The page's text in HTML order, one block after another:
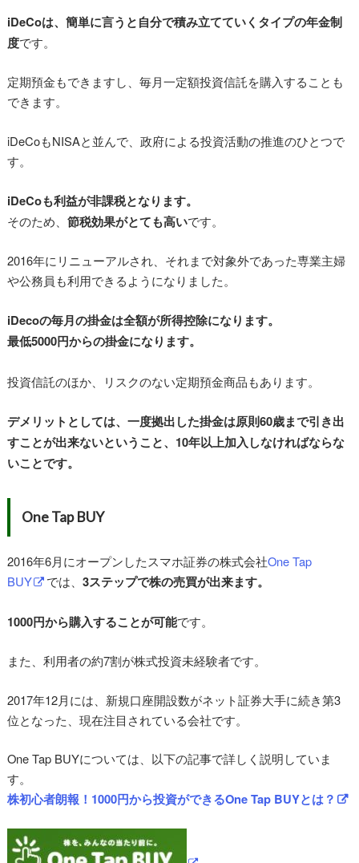
iDeCoは、簡単に言うと自分で積み立てていくタイプの年金制
度です。
定期預金もできますし、毎月一定額投資信託を購入することも
できます。
iDeCoもNISAと並んで、政府による投資活動の推進のひとつで
す。
iDeCoも利益が非課税となります。
そのため、 節税効果がとても高いです。
2016年にリニューアルされ、それまで対象外であった専業主婦
や公務員も利用できるようになりました。
iDecoの毎月の掛金は全額が所得控除になります。
最低5000円からの掛金になります。
投資信託のほか、リスクのない定期預金商品もあります。
デメリットとしては、一度拠出した掛金は原則60歳まで引き出
すことが出来ないということ、10年以上加入しなければならな
いことです。
One Tap BUY
2016年6月にオープンしたスマホ証券の株式会社One Tap
BUY
では、 3ステップで株の売買が出来ます。
1000円から購入することが可能です。
また、利用者の約7割が株式投資未経験者です。
2017年12月には、新規口座開設数がネット証券大手に続き第3
位となった、現在注目されている会社です。
One Tap BUYについては、以下の記事で詳しく説明していま
す。
株初心者朗報！1000円から投資ができるOne Tap BUYとは？